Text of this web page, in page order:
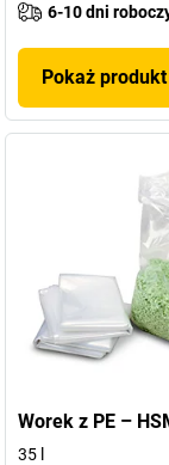
6-10 dni
Pokaż produkt
Worek z PE –
35 l